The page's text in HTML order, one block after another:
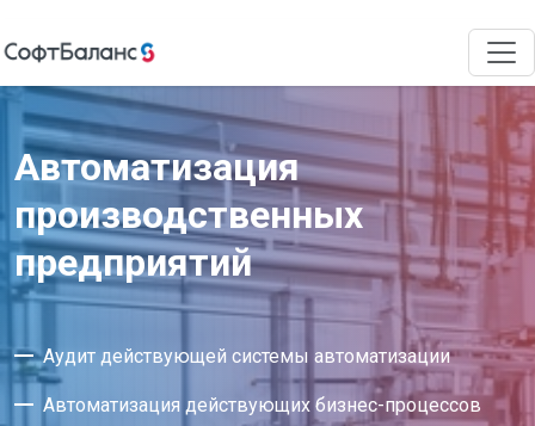
Автоматизация
производственных
предприятий
Аудит действующей системы автоматизации
Автоматизация действующих бизнес-процессов